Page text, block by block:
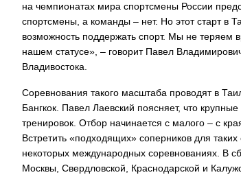
на чемпионатах мира спортсмены России
спортсмены, а команды – нет. Но этот старт в
возможность поддержать спорт. Мы не теряем
нашем статусе», – говорит Павел
Владивостока.
Соревнования такого масштаба проводят в
Бангкок. Павел Лаевский поясняет, что
тренировок. Отбор начинается с малого – с
Встретить «подходящих» соперников для
некоторых международных соревнованиях. В
Москвы, Свердловской, Краснодарской и